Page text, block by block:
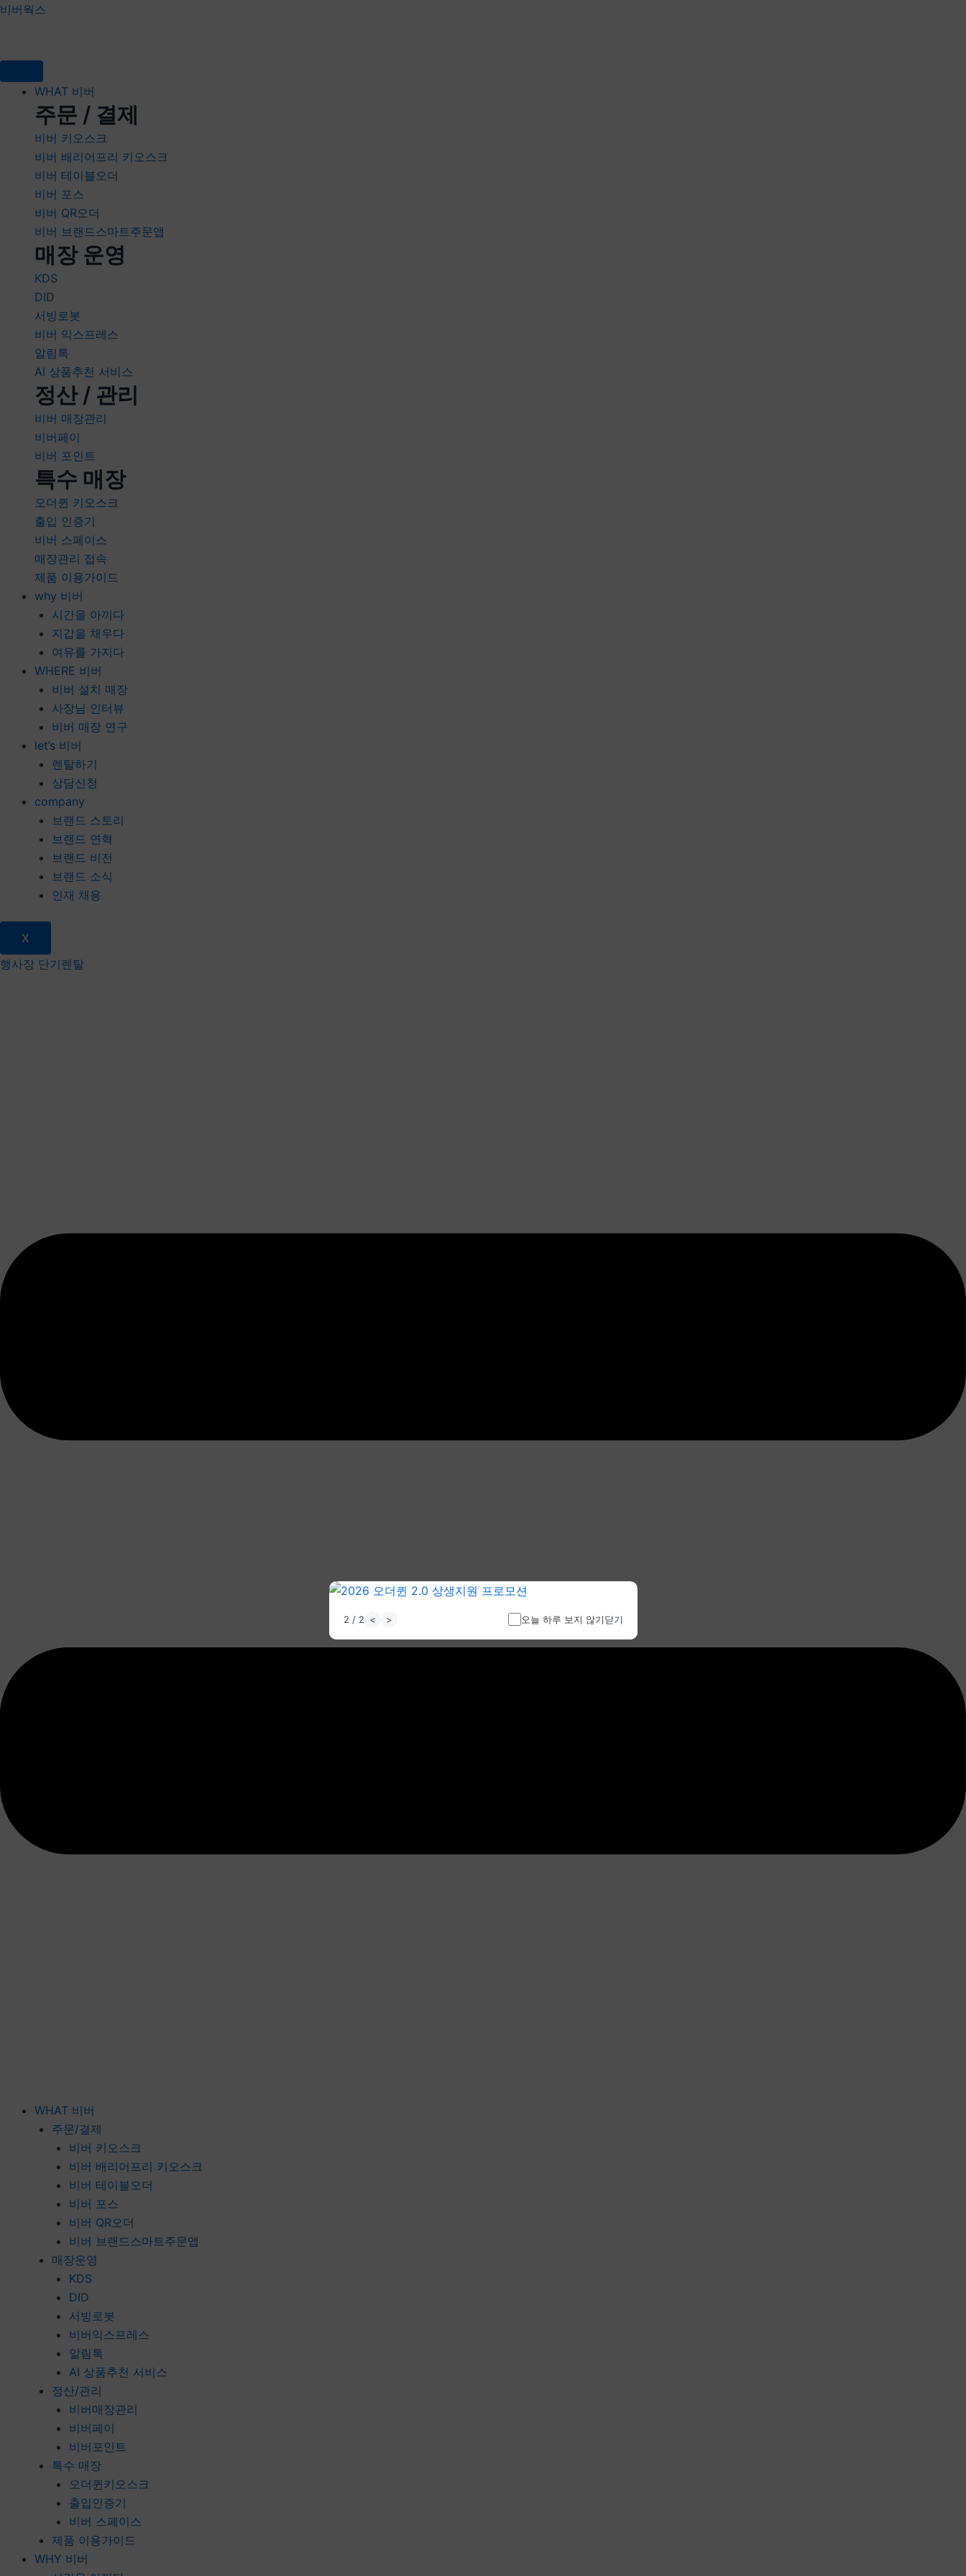
콘텐츠로
비버웍스
WHAT 비버
주문 / 결제
비버 키오스크
비버 배리어프리 키오스크
비버 테이블오더
비버 포스
비버 QR오더
비버 브랜드스마트주문앱
매장 운영
KDS
DID
서빙로봇
비버 익스프레스
알림톡
AI 상품추천 서비스
정산 / 관리
비버 매장관리
비버페이
비버 포인트
특수 매장
오더퀸 키오스크
출입 인증기
비버 스페이스
매장관리 접속
제품 이용가이드
why 비버
시간을 아끼다
지갑을 채우다
여유를 가지다
WHERE 비버
비버 설치 매장
사장님 인터뷰
비버 매장 연구
let’s 비버
렌탈하기
상담신청
company
브랜드 스토리
브랜드 연혁
브랜드 비전
브랜드 소식
인재 채용
X
행사장 단기렌탈
WHAT 비버
주문/결제
비버 키오스크
비버 배리어프리 키오스크
비버 테이블오더
비버 포스
비버 QR오더
비버 브랜드스마트주문앱
매장운영
KDS
DID
서빙로봇
비버익스프레스
알림톡
AI 상품추천 서비스
정산/관리
비버매장관리
비버페이
비버포인트
특수 매장
오더퀸키오스크
출입인증기
비버 스페이스
제품 이용가이드
WHY 비버
Post
1 / 2 < > 오늘 하루 보지 않기닫기